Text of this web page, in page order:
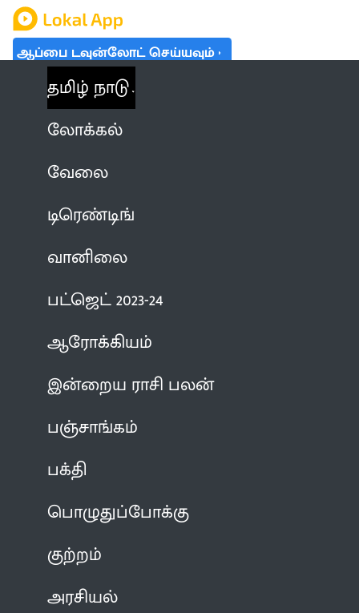
ஆப்பை டவுன்லோட் செய்யவும்
தமிழ் நாடு
லோக்கல்
வேலை
டிரெண்டிங்
வானிலை
பட்ஜெட் 2023-24
ஆரோக்கியம்
இன்றைய ராசி பலன்
பஞ்சாங்கம்
பக்தி
பொழுதுப்போக்கு
குற்றம்
அரசியல்